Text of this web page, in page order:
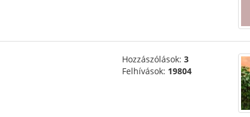
Hozzászólások: 3
Felhívások: 19804